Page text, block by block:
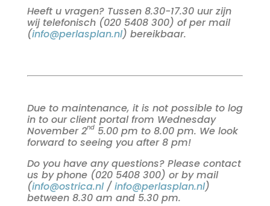
Heeft u vragen? Tussen 8.30-17.30 uur zijn
wij telefonisch (020 5408 300) of per mail
(info@perlasplan.nl) bereikbaar.
Due to maintenance, it is not possible to log
in to our client portal from Wednesday
November 2nd5.00 pm to 8.00 pm. We look
forward to seeing you after 8 pm!
Do you have any questions? Please contact
us by phone (020 5408 300) or by mail
(info@ostrica.nl/info@perlasplan.nl)
between 8.30 am and 5.30 pm.